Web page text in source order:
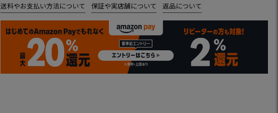
送料やお支払い方法について 保証や実店舗について 返品について